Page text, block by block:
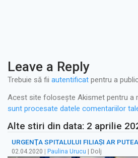
Leave a Reply
Trebuie să fii autentificat pentru a
Acest site folosește Akismet pentru a
sunt procesate datele comentariilor
Alte stiri din data: 2 aprilie
URGENŢA SPITALULUI FILIAŞI AR
02.04.2020 Paulina Urucu | Dolj